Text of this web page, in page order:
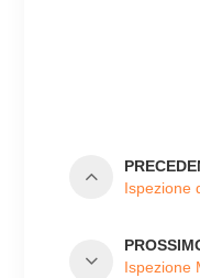
Ispezione
Ispezione